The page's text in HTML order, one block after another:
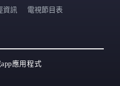
資訊 電視節目表
應用程式